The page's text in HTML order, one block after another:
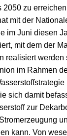
2050 zu
mit der
im Juni diesen
mit dem der
realisiert
im Rahmen
sich damit
zur
kann. Von